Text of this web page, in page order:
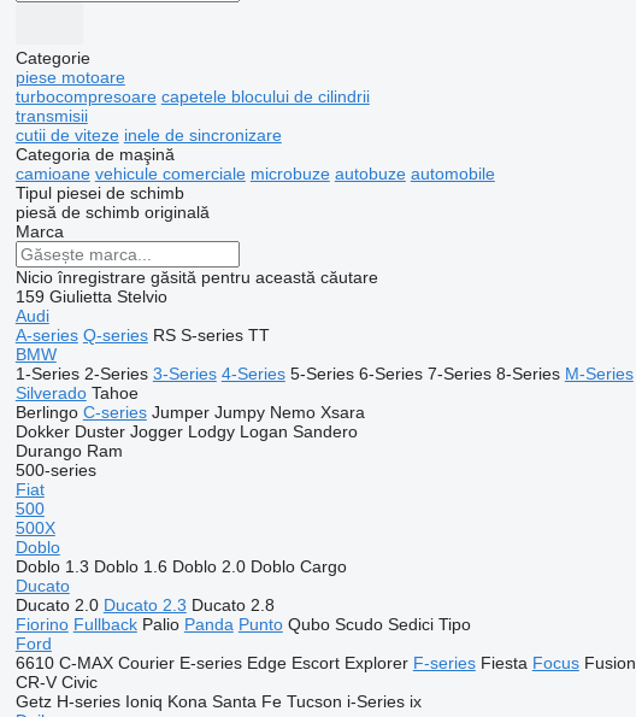
Categorie
piese motoare
turbocompresoare capetele blocului de cilindrii
transmisii
cutii de viteze inele de sincronizare
Categoria de maşină
camioane vehicule comerciale microbuze autobuze automobile
Tipul piesei de schimb
piesă de schimb originală
Marca
Nicio înregistrare găsită pentru această căutare
159 Giulietta Stelvio
Audi
A-series Q-series RS S-series TT
BMW
1-Series 2-Series 3-Series 4-Series 5-Series 6-Series 7-Series 8-Series M-Series
Silverado Tahoe
Berlingo C-series Jumper Jumpy Nemo Xsara
Dokker Duster Jogger Lodgy Logan Sandero
Durango Ram
500-series
Fiat
500
500X
Doblo
Doblo 1.3 Doblo 1.6 Doblo 2.0 Doblo Cargo
Ducato
Ducato 2.0 Ducato 2.3 Ducato 2.8
Fiorino Fullback Palio Panda Punto Qubo Scudo Sedici Tipo
Ford
6610 C-MAX Courier E-series Edge Escort Explorer F-series Fiesta Focus Fusion
CR-V Civic
Getz H-series Ioniq Kona Santa Fe Tucson i-Series ix